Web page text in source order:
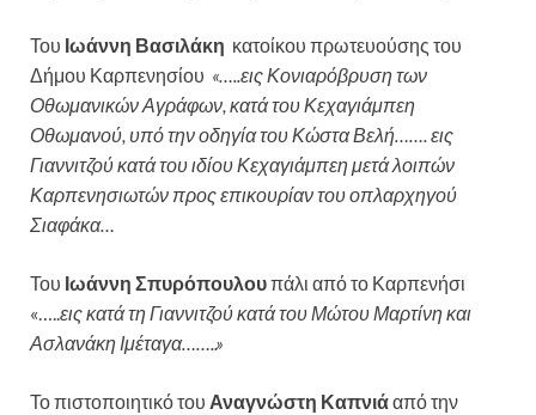
Του Ιωάννη Βασιλάκη κατοίκου πρωτευούσης του
Δήμου Καρπενησίου «…..εις Κονιαρόβρυση των
Οθωμανικών Αγράφων, κατά του Κεχαγιάμπεη
Οθωμανού, υπό την οδηγία του Κώστα Βελή……. εις
Γιαννιτζού κατά του ιδίου Κεχαγιάμπεη μετά λοιπών
Καρπενησιωτών προς επικουρίαν του οπλαρχηγού
Σιαφάκα…
Του Ιωάννη Σπυρόπουλουπάλι από το Καρπενήσι
«…..εις κατά τη Γιαννιτζού κατά του Μώτου Μαρτίνη και
Ασλανάκη Ιμέταγα……..»
Το πιστοποιητικό του Αναγνώστη Καπνιάαπό την